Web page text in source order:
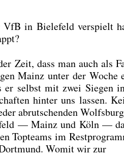
in Bie­le­feld ver­spielt
Zeit, dass man auch als
Mainz unter der
er selbst mit zwei Sie­gen
hin­ter uns las­sen.
abrut­schen­den
— Mainz und Köln —
Top­teams im
Womit wir zur